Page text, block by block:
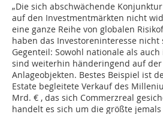
„Die sich abschwächende
auf den Investmentmärkten nicht
eine ganze Reihe von globalen
haben das Investoreninteresse nicht
Gegenteil: Sowohl nationale als
sind weiterhin händeringend auf
Anlageobjekten. Bestes Beispiel ist
Estate begleitete Verkauf des
Mrd. € , das sich Commerzreal
handelt es sich um die größte